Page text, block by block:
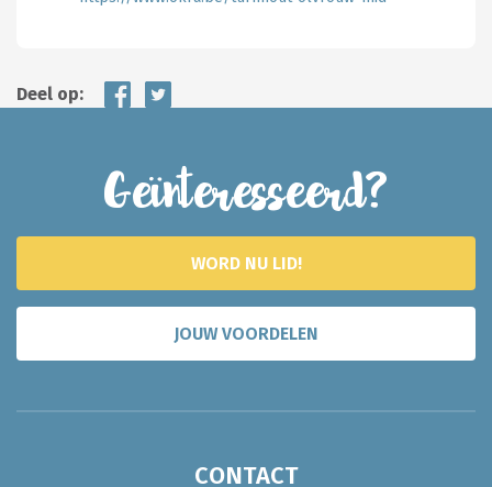
Deel op:
Geïnteresseerd?
WORD NU LID!
JOUW VOORDELEN
CONTACT